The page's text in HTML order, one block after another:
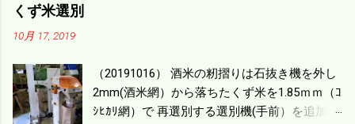
機の容量、籾摺りの能力などのバランスの問
題で 今の機種で満足している。 というより買
った時はまだ耕作面積が少なく手が出せ 無か
くず米選別
10月 17, 2019
（20191016） 酒米の籾摺りは石抜き機を外し
2mm(酒米網）から落ちたくず米を1.85ｍｍ（ｺ
ｼﾋｶﾘ網）で 再選別する選別機(手前）を追加す